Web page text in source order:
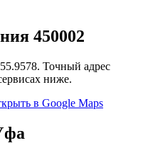
450002
Точный адрес
ниже.
в Google Maps